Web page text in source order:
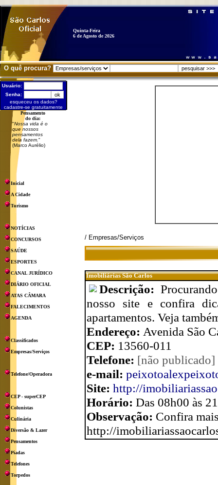
Quinta-Feira
6 de Agosto de 2026
O quê procura?
Usuário:
Senha:
esqueceu os dados?
cadastre-se gratuitamente
Pensamento
do dia:
"Nossa vida é o
que nossos
pensamentos
dela fazem. "
(Marco Aurélio)
Inicial
A Cidade
Turismo
NOTÍCIAS
CONCURSOS
SAÚDE
ESPORTES
CANAL JURÍDICO
DIÁRIO OFICIAL
ATAS CÂMARA
FALECIMENTOS
AGENDA
Classificados
Empresas/Serviços
Telefone/Operadora
CEP - superCEP
Colunistas
Culinária
Diversão & Lazer
Pensamentos
Piadas
Telefones
Torpedos
/ Empresas/Serviços
Imobiliárias São Carlos
Descrição:
nosso site e confira
apartamentos. Veja
Endereço: Avenida São
CEP: 13560-011
Telefone: [não publicado]
e-mail:
Site: http://
Horário: Das 08h00 às
Observação: Confira
http://